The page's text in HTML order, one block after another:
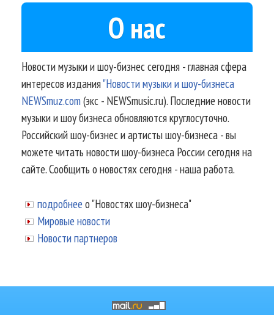
О нас
Новости музыки и шоу-бизнес сегодня - главная сфера
интересов издания"Новости музыки и шоу-бизнеса
NEWSmuz.com(экс - NEWSmusic.ru). Последние новости
музыки и шоу бизнеса обновляются круглосуточно.
Российский шоу-бизнес и артисты шоу-бизнеса - вы
можете читать новости шоу-бизнеса России сегодня на
сайте. Сообщить о новостях сегодня - наша работа.
подробнее о "Новостях шоу-бизнеса"
Мировые новости
Новости партнеров